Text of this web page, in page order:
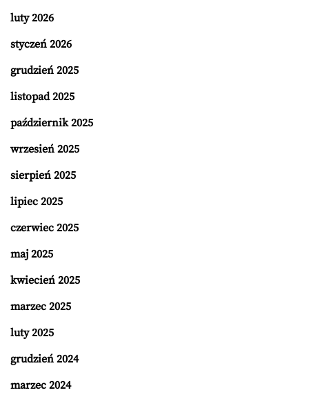
luty 2026
styczeń 2026
grudzień 2025
listopad 2025
październik 2025
wrzesień 2025
sierpień 2025
lipiec 2025
czerwiec 2025
maj 2025
kwiecień 2025
marzec 2025
luty 2025
grudzień 2024
marzec 2024